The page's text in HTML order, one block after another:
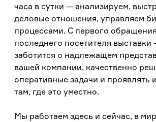
часа в сутки — анализируем,
деловые отношения, управляем
процессами. С первого
последнего посетителя
заботится о надлежащем
вашей компании, качественно
оперативные задачи и проявлять
там, где это уместно.
Мы работаем здесь и сейчас, в